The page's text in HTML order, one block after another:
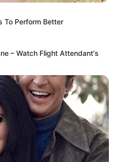
Believe Exist
To Perform Better
– Watch Flight Attendant's